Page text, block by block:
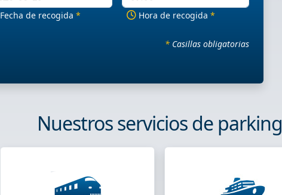
Fecha de recogida* Hora de recogida *
* Casillas obligatorias
Nuestros servicios de parking